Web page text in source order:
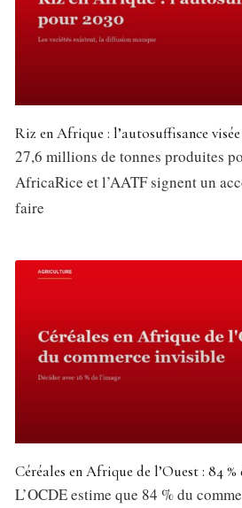
Riz en Afrique : l’autosuffisance
27,6 millions de tonnes produites
AfricaRice et l’AATF signent un
faire
Céréales en Afrique de l’Ouest : 84
L’OCDE estime que 84 % du